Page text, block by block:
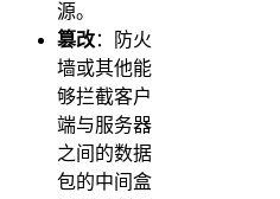
源。
篡改：防火
墙或其他能
够拦截客户
端与服务器
之间的数据
包的中间盒